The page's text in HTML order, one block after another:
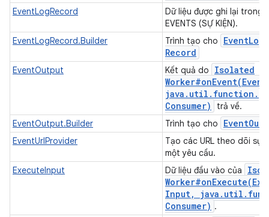
EventLogRecord
Dữ liệu được ghi lại trong
EVENTS (SỰ KIỆN).
EventLogRecord.Builder
Trình tạo cho EventLog
Record
EventOutput Kết quả do
Isolated
Worker#onEvent(Event
java . util . function .
Consumer)
trả về.
EventOutput.Builder
Trình tạo cho Event
EventUrlProvider
Tạo các URL theo dõi sự
một yêu cầu.
ExecuteInput
Dữ liệu đầu vào của
Worker#onExecute(
Input, java . util .
Consumer) .